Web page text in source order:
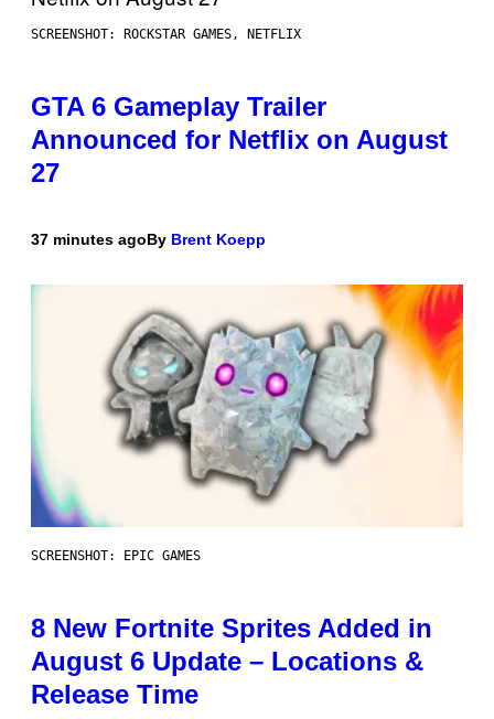
SCREENSHOT: ROCKSTAR GAMES, NETFLIX
GTA 6 Gameplay Trailer
Announced for Netflix on August
27
37 minutes agoBy Brent Koepp
SCREENSHOT: EPIC GAMES
8 New Fortnite Sprites Added in
August 6 Update – Locations &
Release Time